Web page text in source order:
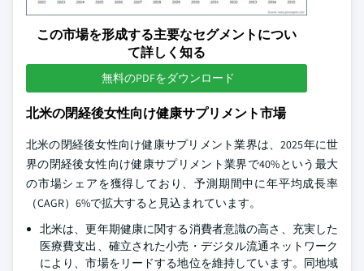
この市場を形成する主要なセグメントについ
て詳しく知る
無料のPDFをダウンロード
北米の閉経後女性向け健康サプリメント市場
北米の閉経後女性向け健康サプリメント業界は、2025年に世
界の閉経後女性向け健康サプリメント業界で40%という最大
の市場シェアを獲得しており、予測期間中に年平均成長率
（CAGR）6%で拡大すると見込まれています。
北米は、更年期健康に関する消費者意識の高さ、充実した
医療費支出、確立された小売・デジタル流通ネットワーク
により、市場をリードする地位を維持しています。同地域